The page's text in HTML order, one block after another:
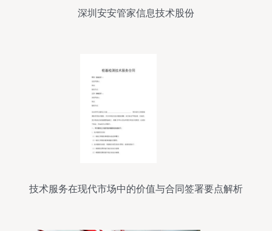
深圳安安管家信息技术股份
技术服务在现代市场中的价值与合同签署要点解析